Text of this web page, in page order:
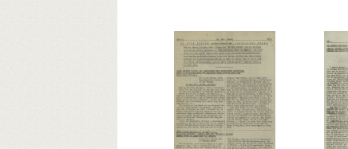
Lubitsch, Ernst, filminstruktør
Modstandsbevægelsen, den danske
Munk, Kaj, forfatter
N Ndr.
Pancke, Günther
Papandreu, politiker
Ralov, Børge, solodanser
Rathlousdal, gods
Rundstedt, Karl Rudolf Gert von, general
Rusland
Shellhuset
Skavine, fru, Kbh. Skov, Gudrun